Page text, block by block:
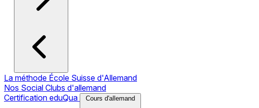
La méthode École Suisse d'Allemand
Nos Social Clubs d'allemand
Certification eduQua
Cours d'allemand